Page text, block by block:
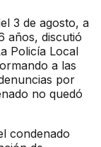
3 de agosto, a
años, discutió
Policía Local
a las
por
no quedó
condenado